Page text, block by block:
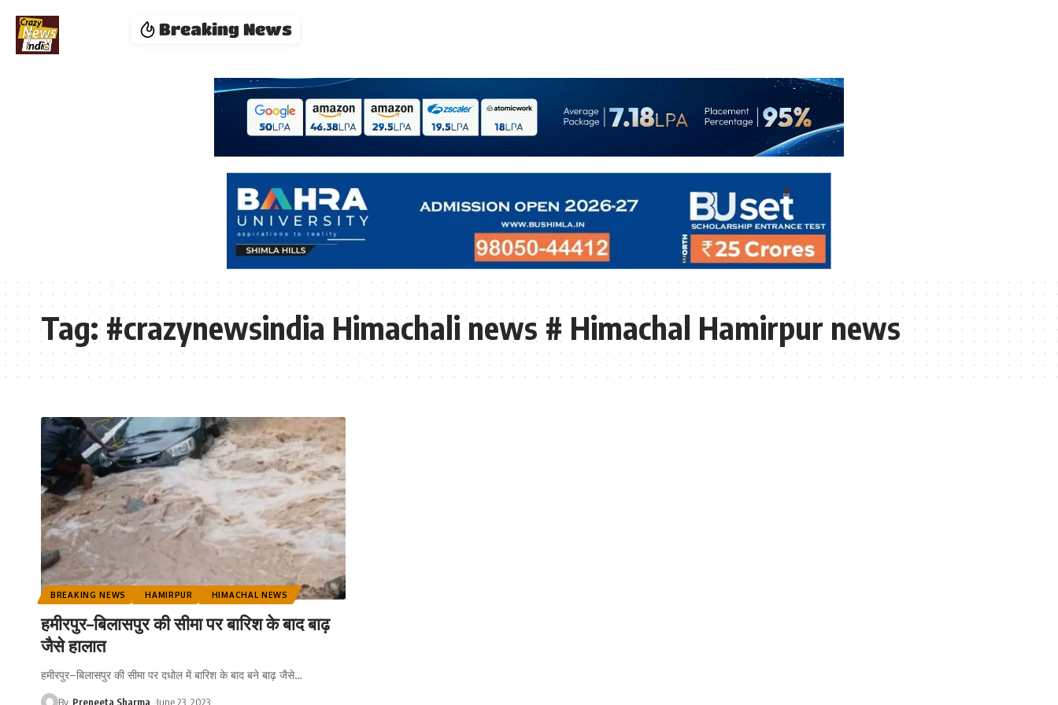
Breaking News
Tag:#crazynewsindia Himachali news # Himachal Hamirpur news
BREAKING NEWS HAMIRPUR HIMACHAL NEWS
हमीरपुर–बिलासपुर की सीमा पर बारिश के बाद बाढ़
जैसे हालात
हमीरपुर–बिलासपुर की सीमा पर दधोल में बारिश के बाद बने बाढ़ जैसे…
By Preneeta Sharma June 23, 2023